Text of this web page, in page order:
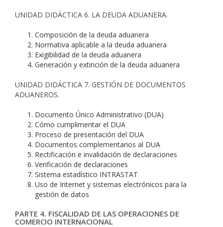
UNIDAD DIDÁCTICA 6. LA DEUDA ADUANERA.
Composición de la deuda aduanera
Normativa aplicable a la deuda aduanera
Exigibilidad de la deuda aduanera
Generación y extinción de la deuda aduanera
UNIDAD DIDÁCTICA 7. GESTIÓN DE DOCUMENTOS
ADUANEROS.
Documento Único Administrativo (DUA)
Cómo cumplimentar el DUA
Proceso de presentación del DUA
Documentos complementarios al DUA
Rectificación e invalidación de declaraciones
Verificación de declaraciones
Sistema estadístico INTRASTAT
Uso de Internet y sistemas electrónicos para la
gestión de datos
PARTE 4. FISCALIDAD DE LAS OPERACIONES DE
COMERCIO INTERNACIONAL